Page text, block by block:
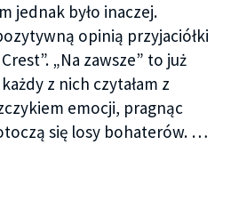
jednak było inaczej.
opinią przyjaciółki
„Na zawsze” to już
z nich czytałam z
emocji, pragnąc
się losy bohaterów. …